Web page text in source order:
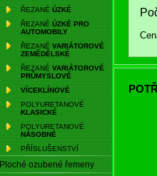
ŘEZANÉ ÚZKÉ
ŘEZANÉ ÚZKÉ PRO
AUTOMOBILY
ŘEZANÉ VARIÁTOROVÉ
ZEMĚDĚLSKÉ
ŘEZANÉ VARIÁTOROVÉ
PRŮMYSLOVÉ
VÍCEKLÍNOVÉ
POLYURETANOVÉ
KLASICKÉ
POLYURETANOVÉ
NÁSOBNÉ
PŘÍSLUŠENSTVÍ
Ploché ozubené řemeny